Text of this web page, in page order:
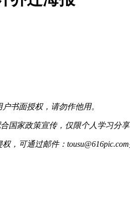
书面授权，请勿作他用。
国家政策宣传，仅限个人学习分
可通过邮件：